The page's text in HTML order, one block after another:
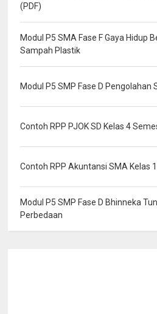
(PDF)
Modul P5 SMA Fase F Gaya Hidup
Sampah Plastik
Modul P5 SMP Fase D Pengolahan
Contoh RPP PJOK SD Kelas 4
Contoh RPP Akuntansi SMA Kelas
Modul P5 SMP Fase D Bhinneka
Perbedaan